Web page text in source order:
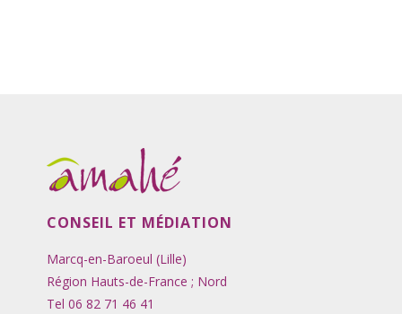
CONSEIL ET MÉDIATION
Marcq-en-Baroeul (Lille)
Région Hauts-de-France ; Nord
Tel 06 82 71 46 41